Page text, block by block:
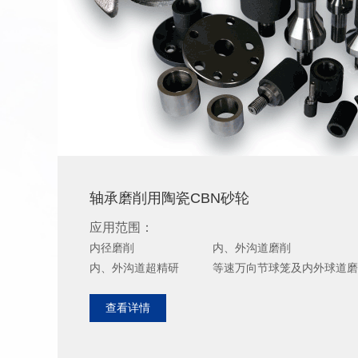
轴承磨削用陶瓷CBN砂轮
应用范围：
内径磨削 内、外沟道磨削
内、外沟道超精研 等速万向节球笼及内外球道
查看详情